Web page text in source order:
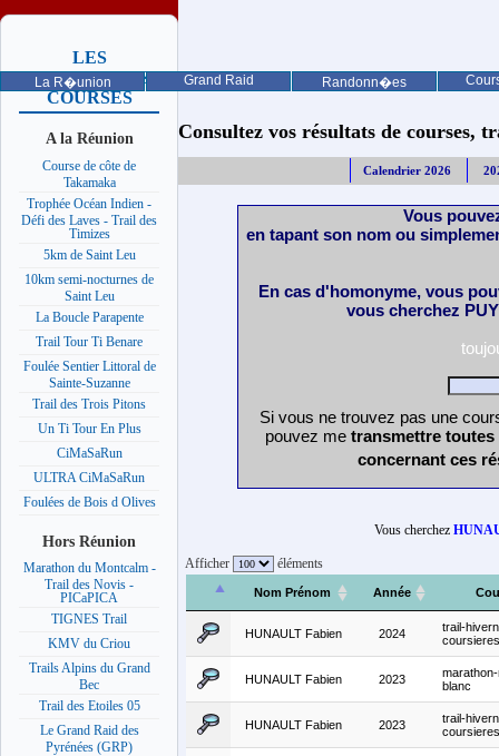
La R�union Grand Raid Randonn�es
LES
PROCHAINES
COURSES
A la Réunion
Course de côte de
Takamaka
Trophée Océan Indien -
Défi des Laves - Trail des
Timizes
5km de Saint Leu
10km semi-nocturnes de
Saint Leu
La Boucle Parapente
Trail Tour Ti Benare
Foulée Sentier Littoral de
Sainte-Suzanne
Trail des Trois Pitons
Un Ti Tour En Plus
CiMaSaRun
ULTRA CiMaSaRun
Foulées de Bois d Olives
Hors Réunion
Marathon du Montcalm -
Trail des Novis -
PICaPICA
TIGNES Trail
KMV du Criou
Trails Alpins du Grand
Bec
Trail des Etoiles 05
Le Grand Raid des
Pyrénées (GRP)
Consultez vos résultats de courses,
Calendrier 2026
Vous
en tapant son nom ou
En cas d'homonyme, vous
vous cherchez
Si vous ne trouvez pas une
pouvez me transmettre
concernant ces
Vous cherchez
Afficher éléments
Nom Prénom Année
HUNAULT Fabien 2024
trail-
HUNAULT Fabien 2023
blanc
HUNAULT Fabien 2023
trail-